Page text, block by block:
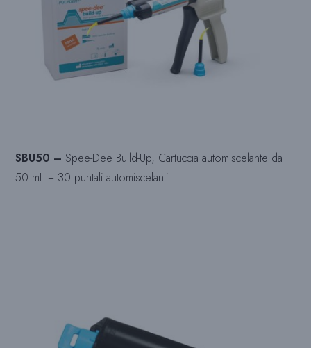
SBU50 – Spee-Dee Build-Up, Cartuccia automiscelante da
50 mL + 30 puntali automiscelanti